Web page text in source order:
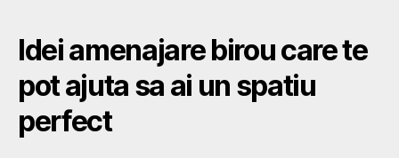
Idei amenajare birou care te
pot ajuta sa ai un spatiu
perfect